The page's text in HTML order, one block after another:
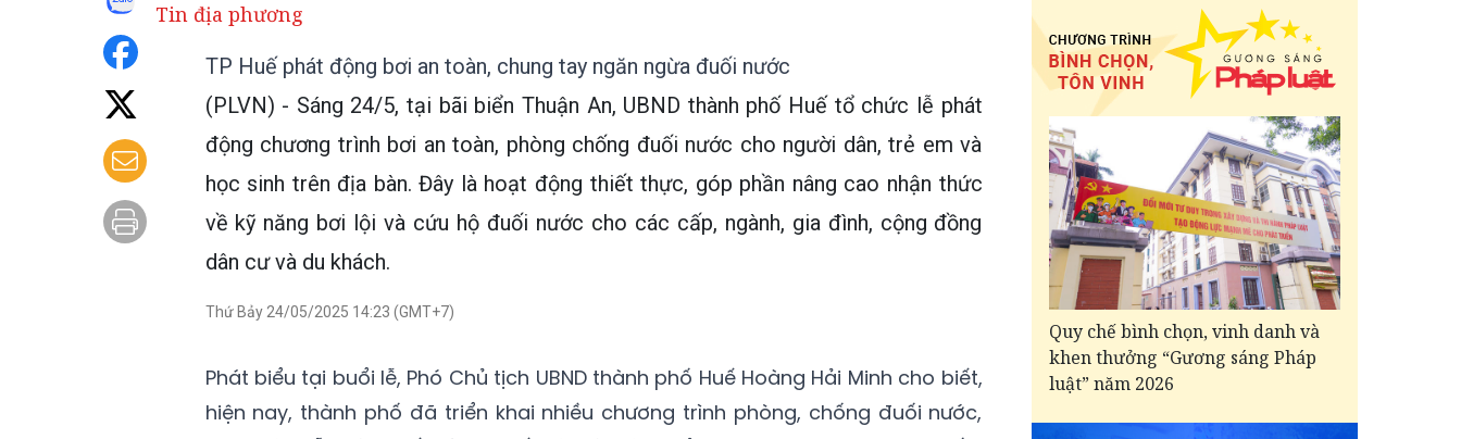
Tin địa phương
TP Huế phát động bơi an toàn, chung tay ngăn ngừa đuối nước
(PLVN) - Sáng 24/5, tại bãi biển Thuận An, UBND thành phố Huế tổ chức lễ phát
động chương trình bơi an toàn, phòng chống đuối nước cho người dân, trẻ em và
học sinh trên địa bàn. Đây là hoạt động thiết thực, góp phần nâng cao nhận thức
về kỹ năng bơi lội và cứu hộ đuối nước cho các cấp, ngành, gia đình, cộng đồng
dân cư và du khách.
Thứ Bảy 24/05/2025 14:23 (GMT+7)
Phát biểu tại buổi lễ, Phó Chủ tịch UBND thành phố Huế Hoàng Hải Minh cho biết,
hiện nay, thành phố đã triển khai nhiều chương trình phòng, chống đuối nước,
Quy chế bình chọn, vinh danh và
khen thưởng “Gương sáng Pháp
luật” năm 2026